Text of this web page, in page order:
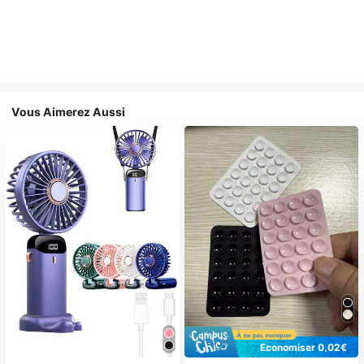
Vous Aimerez Aussi
Économiser 0,02€